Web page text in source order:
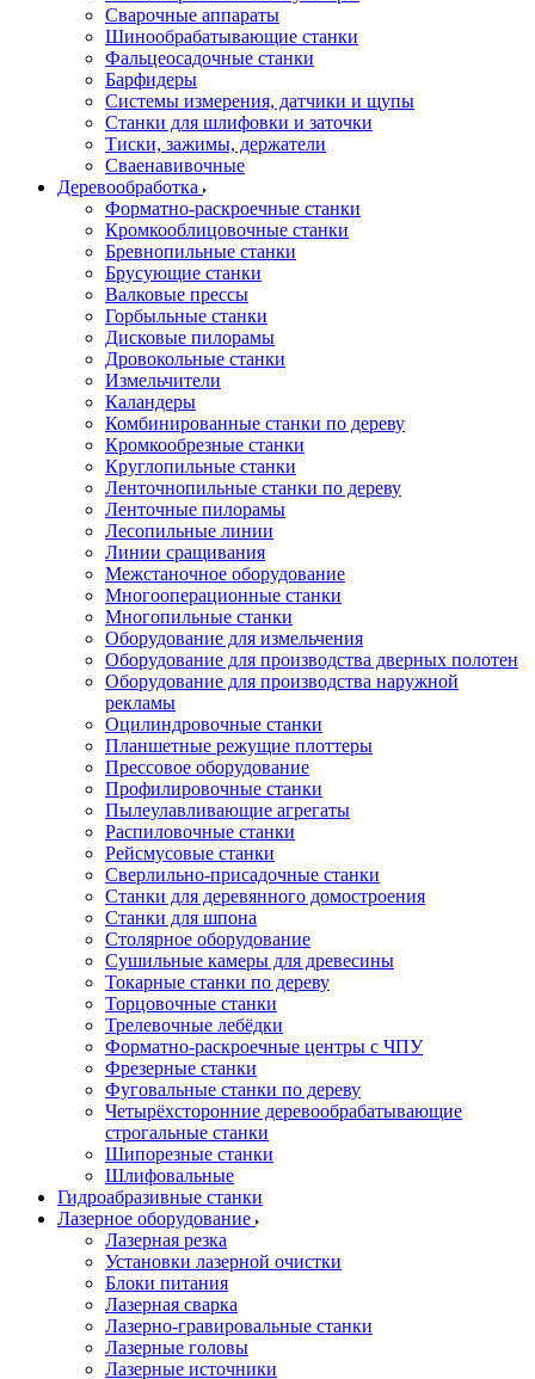
Сварочные аппараты
Шинообрабатывающие станки
Фальцеосадочные станки
Барфидеры
Системы измерения, датчики и щупы
Станки для шлифовки и заточки
Тиски, зажимы, держатели
Cваенавивочные
Деревообработка
Форматно-раскроечные станки
Кромкооблицовочные станки
Бревнопильные станки
Брусующие станки
Валковые прессы
Горбыльные станки
Дисковые пилорамы
Дровокольные станки
Измельчители
Каландеры
Комбинированные станки по дереву
Кромкообрезные станки
Круглопильные станки
Ленточнопильные станки по дереву
Ленточные пилорамы
Лесопильные линии
Линии сращивания
Межстаночное оборудование
Многооперационные станки
Многопильные станки
Оборудование для измельчения
Оборудование для производства дверных полотен
Оборудование для производства наружной
рекламы
Оцилиндровочные станки
Планшетные режущие плоттеры
Прессовое оборудование
Профилировочные станки
Пылеулавливающие агрегаты
Распиловочные станки
Рейсмусовые станки
Сверлильно-присадочные станки
Станки для деревянного домостроения
Станки для шпона
Столярное оборудование
Сушильные камеры для древесины
Токарные станки по дереву
Торцовочные станки
Трелевочные лебёдки
Форматно-раскроечные центры с ЧПУ
Фрезерные станки
Фуговальные станки по дереву
Четырёхсторонние деревообрабатывающие
строгальные станки
Шипорезные станки
Шлифовальные
Гидроабразивные станки
Лазерное оборудование
Лазерная резка
Установки лазерной очистки
Блоки питания
Лазерная сварка
Лазерно-гравировальные станки
Лазерные головы
Лазерные источники